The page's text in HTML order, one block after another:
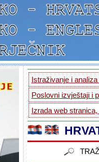
Istraživanje i
Poslovni izvještaji i
Izrada web